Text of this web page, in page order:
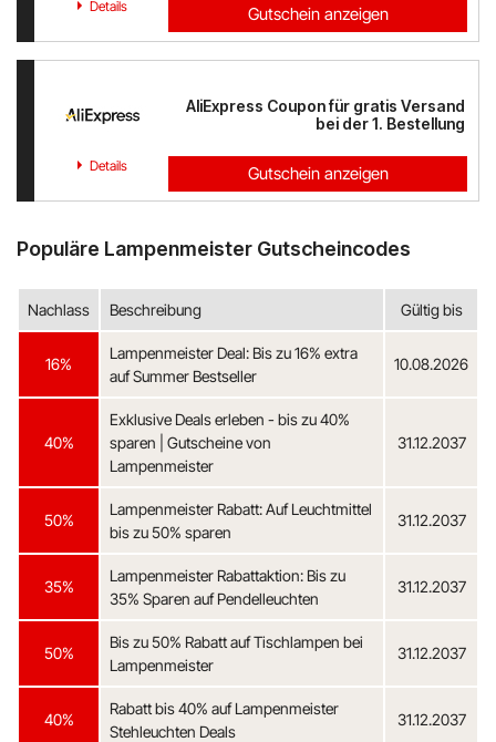
Details Gutschein anzeigen
AliExpress Coupon für gratis Versand
bei der 1. Bestellung
Details Gutschein anzeigen
Populäre Lampenmeister Gutscheincodes
Nachlass Beschreibung Gültig bis
16%
Lampenmeister Deal: Bis zu 16% extra
auf Summer Bestseller
10.08.2026
40%
Exklusive Deals erleben - bis zu 40%
sparen | Gutscheine von
Lampenmeister
31.12.2037
50%
Lampenmeister Rabatt: Auf Leuchtmittel
bis zu 50% sparen
31.12.2037
35%
Lampenmeister Rabattaktion: Bis zu
35% Sparen auf Pendelleuchten
31.12.2037
50%
Bis zu 50% Rabatt auf Tischlampen bei
Lampenmeister
31.12.2037
40%
Rabatt bis 40% auf Lampenmeister
Stehleuchten Deals
31.12.2037